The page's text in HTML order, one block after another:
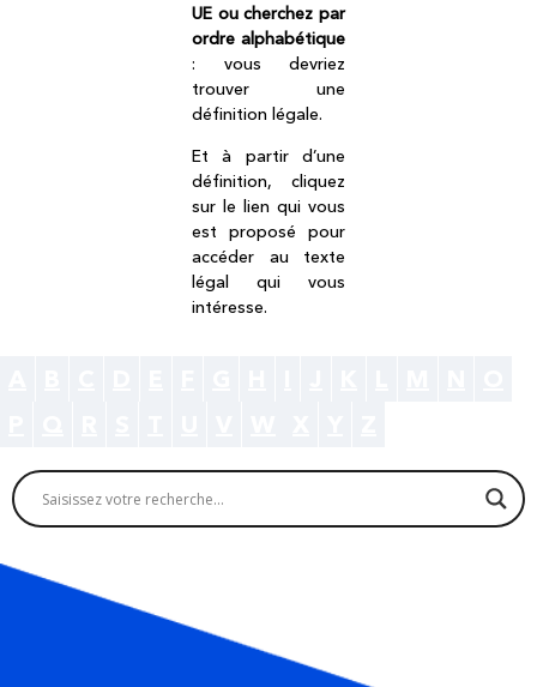
UE ou cherchez par
ordre alphabétique
: vous devriez
trouver une
définition légale.
Et à partir d’une
définition, cliquez
sur le lien qui vous
est proposé pour
accéder au texte
légal qui vous
intéresse.